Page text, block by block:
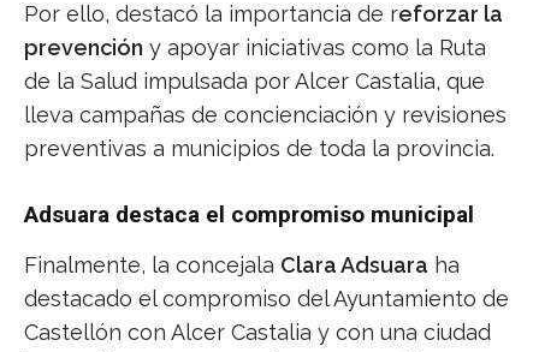
Por ello, destacó la importancia de reforzar la
prevención y apoyar iniciativas como la Ruta
de la Salud impulsada por Alcer Castalia, que
lleva campañas de concienciación y revisiones
preventivas a municipios de toda la provincia.
Adsuara destaca el compromiso municipal
Finalmente, la concejala Clara Adsuara ha
destacado el compromiso del Ayuntamiento de
Castellón con Alcer Castalia y con una ciudad